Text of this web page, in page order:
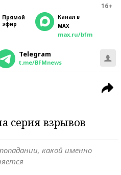
16+
прямой
эфир
Канал в
MAX
max.ru/bfm
Telegram
t.me/BFMnews
серия взрывов
какой именно